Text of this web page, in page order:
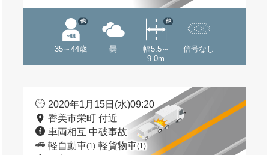
35～44歳
他
曇
幅5.5～
9.0m
他
信号なし
2020年1月15日(水)09:20
香美市栄町 付近
車両相互 中破事故
軽自動車(1) 軽貨物車(1)